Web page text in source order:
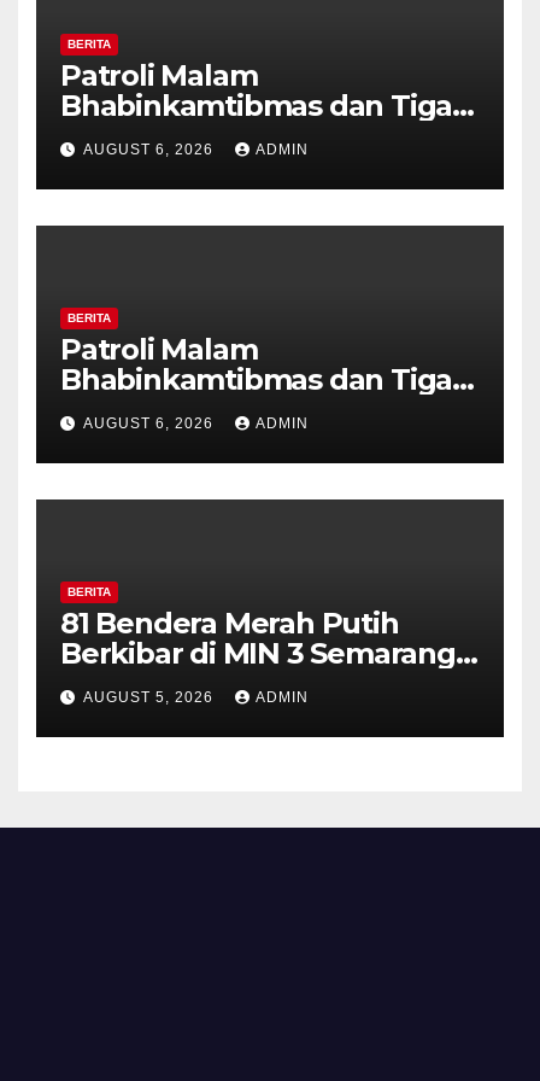
BERITA
Patroli Malam
Bhabinkamtibmas dan Tiga
Pilar Kelurahan Ungaran
Perkuat Kamtibmas, Warga
Diajak Aktifkan Ronda
AUGUST 6, 2026 ADMIN
BERITA
Patroli Malam
Bhabinkamtibmas dan Tiga
Pilar Kelurahan Ungaran
Perkuat Kamtibmas, Warga
Diajak Aktifkan Ronda
AUGUST 6, 2026 ADMIN
BERITA
81 Bendera Merah Putih
Berkibar di MIN 3 Semarang,
Bhabinkamtibmas Desa
Timpik Hadiri Peringatan
HUT ke-81 Kemerdekaan RI
AUGUST 5, 2026 ADMIN